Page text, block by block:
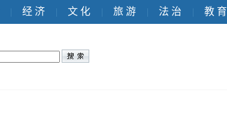
| 经 济 | 文 化 | 旅 游 | 法 治 | 教 育